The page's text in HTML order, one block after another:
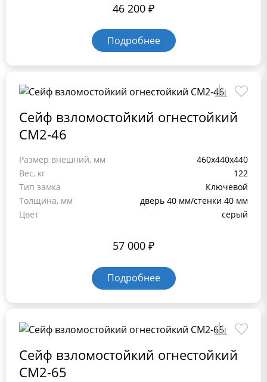
46 200 ₽
Подробнее
Сейф взломостойкий огнестойкий
СМ2-46
Размер внешний, мм
460x440x440
Вес, кг
122
Тип замка
Ключевой
Толщина, мм
дверь 40 мм/стенки 40 мм
Цвет
серый
57 000 ₽
Подробнее
Сейф взломостойкий огнестойкий
СМ2-65